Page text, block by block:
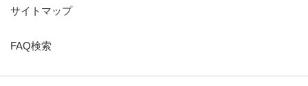
サイトマップ
FAQ検索